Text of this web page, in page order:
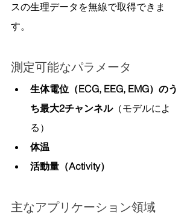
スの生理データを無線で取得できま
す。
測定可能なパラメータ
生体電位（ECG, EEG, EMG）のう
ち最大2チャンネル（モデルによ
る）
体温
活動量（Activity）
主なアプリケーション領域